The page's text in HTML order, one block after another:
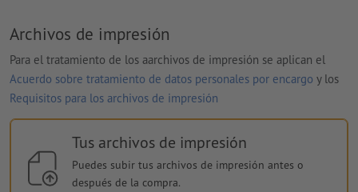
Archivos de impresión
Para el tratamiento de los aarchivos de impresión se aplican el
Acuerdo sobre tratamiento de datos personales por encargo y los
Requisitos para los archivos de impresión
Tus archivos de impresión
Puedes subir tus archivos de impresión antes o
después de la compra.